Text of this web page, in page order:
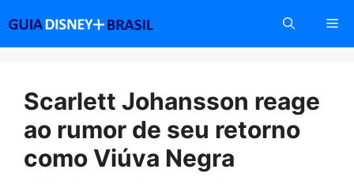
conteúdo
Scarlett Johansson reage
ao rumor de seu retorno
como Viúva Negra